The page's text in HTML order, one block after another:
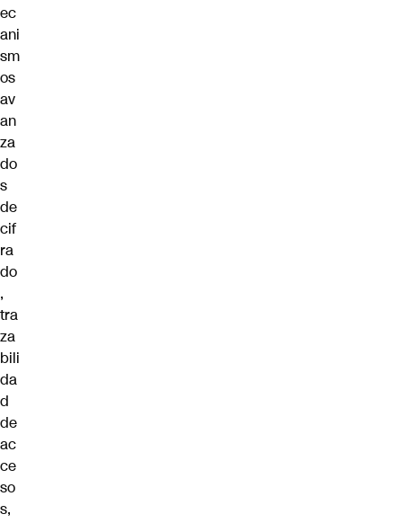
ec
ani
sm
os
av
an
za
do
s
de
cif
ra
do
,
tra
za
bili
da
d
de
ac
ce
so
s,